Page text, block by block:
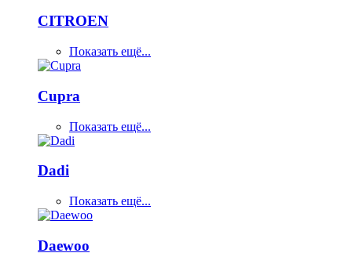
CITROEN
Показать ещё...
Cupra
Показать ещё...
Dadi
Показать ещё...
Daewoo